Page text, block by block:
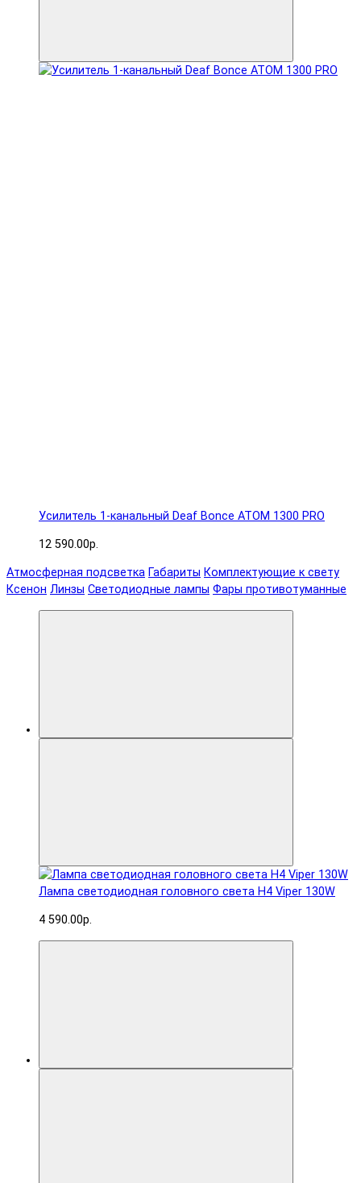
Усилитель 1-канальный Deaf Bonce ATOM 1300 PRO
12 590.00р.
Атмосферная подсветка Габариты Комплектующие к свету
Ксенон Линзы Светодиодные лампы Фары противотуманные
Лампа светодиодная головного света H4 Viper 130W
4 590.00р.